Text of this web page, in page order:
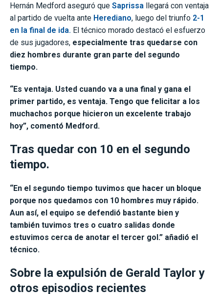
Hernán Medford aseguró que Saprissa llegará con ventaja
al partido de vuelta ante Herediano, luego del triunfo 2-1
en la final de ida. El técnico morado destacó el esfuerzo
de sus jugadores, especialmente tras quedarse con
diez hombres durante gran parte del segundo
tiempo.
“Es ventaja. Usted cuando va a una final y gana el
primer partido, es ventaja. Tengo que felicitar a los
muchachos porque hicieron un excelente trabajo
hoy”, comentó Medford.
Tras quedar con 10 en el segundo
tiempo.
“En el segundo tiempo tuvimos que hacer un bloque
porque nos quedamos con 10 hombres muy rápido.
Aun así, el equipo se defendió bastante bien y
también tuvimos tres o cuatro salidas donde
estuvimos cerca de anotar el tercer gol.” añadió el
técnico.
Sobre la expulsión de Gerald Taylor y
otros episodios recientes